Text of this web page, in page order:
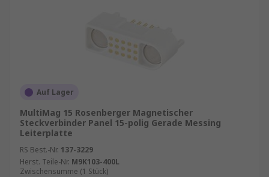
Auf Lager
MultiMag 15 Rosenberger Magnetischer
Steckverbinder Panel 15-polig Gerade Messing
Leiterplatte
RS Best.-Nr. 137-3229
Herst. Teile-Nr. M9K103-400L
Zwischensumme (1 Stück)